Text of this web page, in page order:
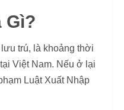
Gì?
trú, là khoảng thời
Việt Nam. Nếu ở lại
Luật Xuất Nhập